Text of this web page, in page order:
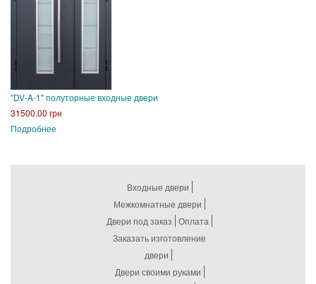
"DV-A-1" полуторные входные двери
31500.00 грн
Подробнее
Входные двери
Межкомнатные двери
Двери под заказ Оплата
Заказать изготовление
двери
Двери своими руками